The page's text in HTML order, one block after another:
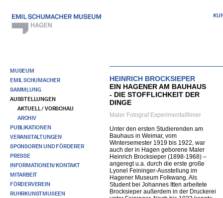
MUSEUM
EMIL SCHUMACHER
SAMMLUNG
AUSSTELLUNGEN
AKTUELL / VORSCHAU
ARCHIV
PUBLIKATIONEN
VERANSTALTUNGEN
SPONSOREN UND FÖRDERER
PRESSE
INFORMATIONEN/KONTAKT
MITARBEIT
FÖRDERVEREIN
RUHRKUNSTMUSEEN
HEINRICH BROCKSIEPER
EIN HAGENER AM BAUHAUS
- DIE STOFFLICHKEIT DER
DINGE
Maler Fotograf Experimentalfilmer
Unter den ersten Studierenden am
Bauhaus in Weimar, vom
Wintersemester 1919 bis 1922, war
auch der in Hagen geborene Maler
Heinrich Brocksieper (1898-1968) –
angeregt u.a. durch die erste große
Lyonel Feininger-Ausstellung im
Hagener Museum Folkwang. Als
Student bei Johannes Itten arbeitete
Brocksieper außerdem in der Druckerei